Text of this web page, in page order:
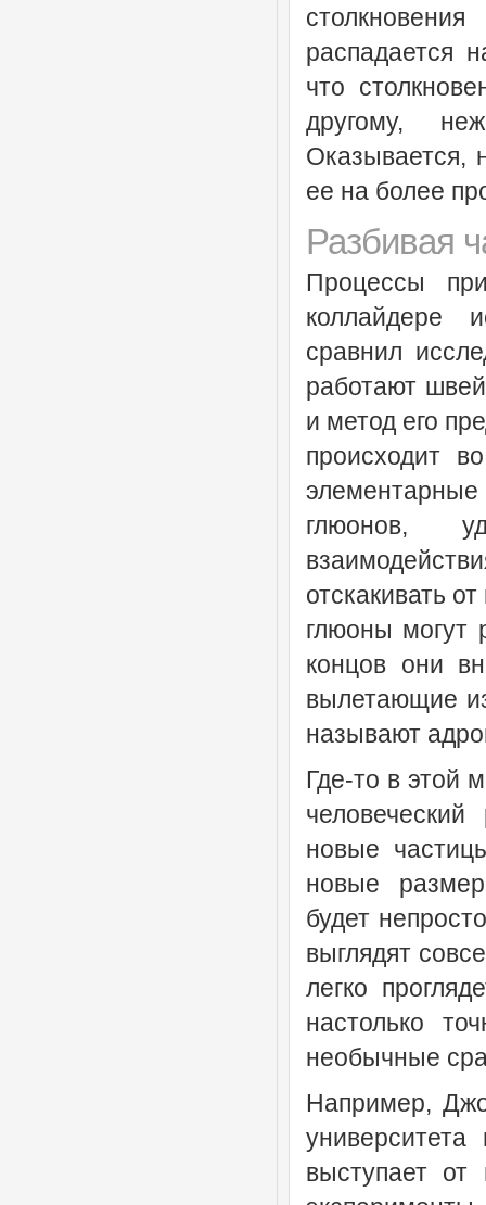
распадается
что
другому,
Оказывается,
ее на более
Разбивая
Процессы
коллайдере
сравнил
работают
и метод его
происходит
глюонов,
отскакивать
глюоны могут
концов они
вылетающие
называют
Где-то в этой
новые
новые
будет
выглядят
легко
настолько
необычные
Например,
выступает